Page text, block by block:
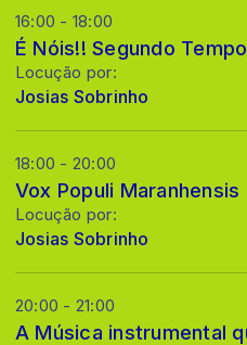
16:00 - 18:00
É Nóis!! Segundo Tempo
Locução por:
Josias Sobrinho
18:00 - 20:00
Vox Populi Maranhensis
Locução por:
Josias Sobrinho
20:00 - 21:00